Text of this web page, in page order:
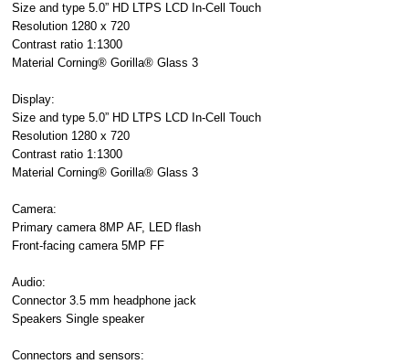
Size and type 5.0” HD LTPS LCD In-Cell Touch
Resolution 1280 x 720
Contrast ratio 1:1300
Material Corning® Gorilla® Glass 3
Display:
Size and type 5.0” HD LTPS LCD In-Cell Touch
Resolution 1280 x 720
Contrast ratio 1:1300
Material Corning® Gorilla® Glass 3
Camera:
Primary camera 8MP AF, LED flash
Front-facing camera 5MP FF
Audio:
Connector 3.5 mm headphone jack
Speakers Single speaker
Connectors and sensors: